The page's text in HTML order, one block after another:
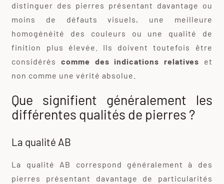
distinguer des pierres présentant davantage ou
moins de défauts visuels, une meilleure
homogénéité des couleurs ou une qualité de
finition plus élevée. Ils doivent toutefois être
considérés comme des indications relatives et
non comme une vérité absolue.
Que signifient généralement les
différentes qualités de pierres ?
La qualité AB
La qualité AB correspond généralement à des
pierres présentant davantage de particularités